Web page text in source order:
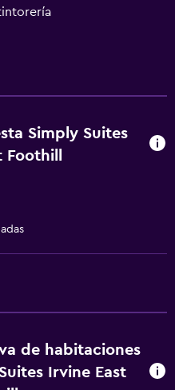
Simply Suites
Foothill
de habitaciones
Irvine East